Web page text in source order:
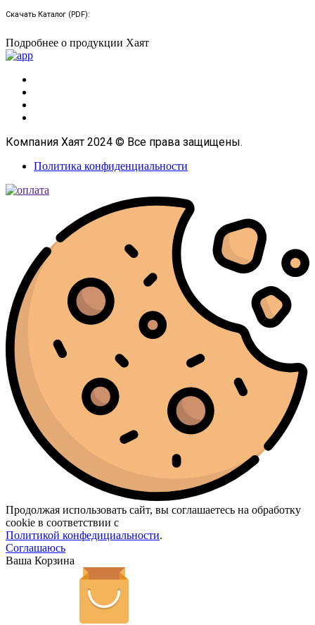
Скачать Каталог (PDF):
Подробнее о продукции Хаят
Компания Хаят 2024 © Все права защищены.
Политика конфиденциальности
Продолжая использовать сайт, вы соглашаетесь на обработку
cookie в соответствии с
Политикой конфедициальности.
Соглашаюсь
Ваша Корзина